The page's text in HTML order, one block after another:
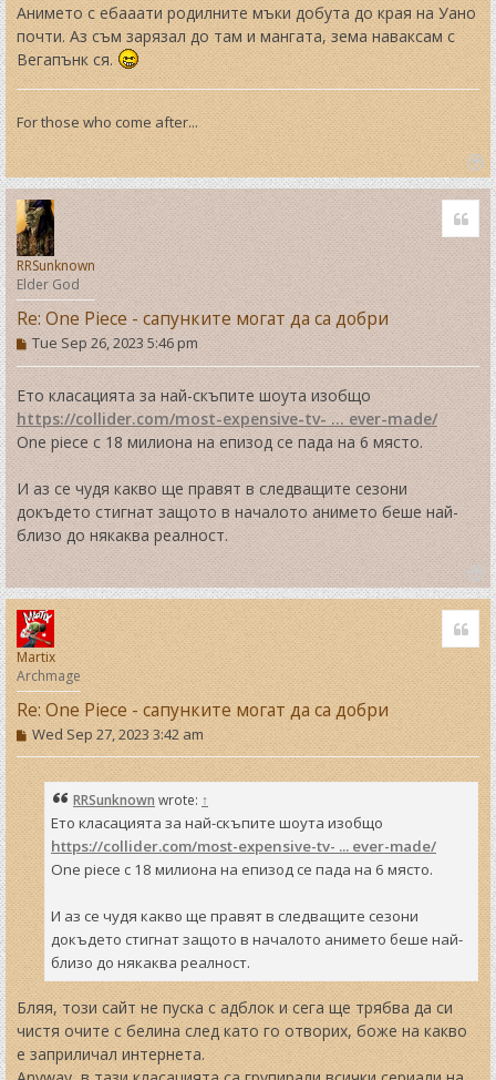
Анимето с ебааати родилните мъки добута до края на Уано
почти. Аз съм зарязал до там и мангата, зема наваксам с
Вегапънк ся.
For those who come after...
T
o
p
RRSunknown
Elder God
Re: One Piece - сапунките могат да са добри
P
o
s
t
Tue Sep 26, 2023 5:46 pm
Ето класацията за най-скъпите шоута изобщо
https://collider.com/most-expensive-tv- ... ever-made/
One piece с 18 милиона на епизод се пада на 6 място.
И аз се чудя какво ще правят в следващите сезони
докъдето стигнат защото в началото анимето беше най-
близо до някаква реалност.
T
o
p
Martix
Archmage
Re: One Piece - сапунките могат да са добри
P
o
s
t
Wed Sep 27, 2023 3:42 am
RRSunknown wrote: ↑
Ето класацията за най-скъпите шоута изобщо
https://collider.com/most-expensive-tv- ... ever-made/
One piece с 18 милиона на епизод се пада на 6 място.
И аз се чудя какво ще правят в следващите сезони
докъдето стигнат защото в началото анимето беше най-
близо до някаква реалност.
Бляя, този сайт не пуска с адблок и сега ще трябва да си
чистя очите с белина след като го отворих, боже на какво
е заприличал интернета.